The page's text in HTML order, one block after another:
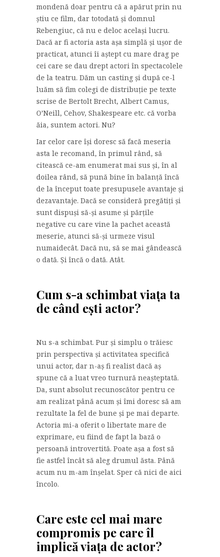
mondenă doar pentru că a apărut prin nu
știu ce film, dar totodată și domnul
Rebengiuc, că nu e deloc același lucru.
Dacă ar fi actoria asta așa simplă și ușor de
practicat, atunci îi aștept cu mare drag pe
cei care se dau drept actori în spectacolele
de la teatru. Dăm un casting și după ce-l
luăm să fim colegi de distribuție pe texte
scrise de Bertolt Brecht, Albert Camus,
O’Neill, Cehov, Shakespeare etc. că vorba
ăia, suntem actori. Nu?
Iar celor care își doresc să facă meseria
asta le recomand, în primul rând, să
citească ce-am enumerat mai sus și, în al
doilea rând, să pună bine în balanță încă
de la început toate presupusele avantaje și
dezavantaje. Dacă se consideră pregătiți și
sunt dispuși să-și asume și părțile
negative cu care vine la pachet această
meserie, atunci să-și urmeze visul
numaidecât. Dacă nu, să se mai gândească
o dată. Și încă o dată. Atât.
Cum s-a schimbat viața ta
de când ești actor?
Nu s-a schimbat. Pur și simplu o trăiesc
prin perspectiva și activitatea specifică
unui actor, dar n-aș fi realist dacă aș
spune că a luat vreo turnură neașteptată.
Da, sunt absolut recunoscător pentru ce
am realizat până acum și îmi doresc să am
rezultate la fel de bune și pe mai departe.
Actoria mi-a oferit o libertate mare de
exprimare, eu fiind de fapt la bază o
persoană introvertită. Poate așa a fost să
fie astfel încât să aleg drumul ăsta. Până
acum nu m-am înșelat. Sper că nici de aici
încolo.
Care este cel mai mare
compromis pe care îl
implică viața de actor?